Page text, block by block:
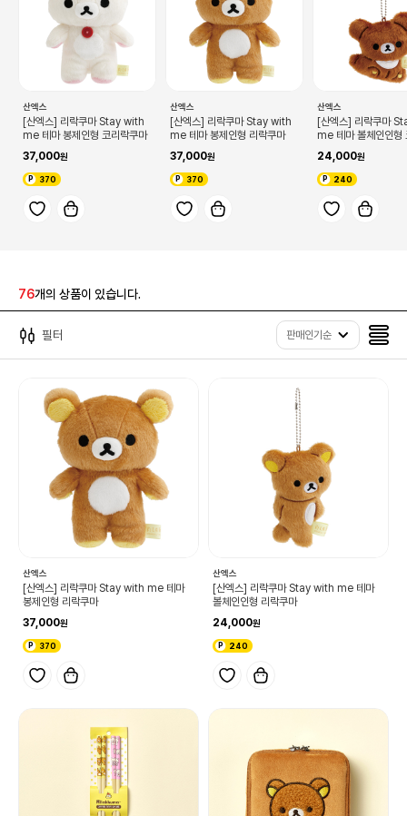
산엑스
[산엑스] 리락쿠마 Stay with
me 테마 봉제인형 코리락쿠마
37,000
370
산엑스
[산엑스] 리락쿠마 Stay with
me 테마 봉제인형 리락쿠마
37,000
370
산엑스
[산엑스] 리락쿠마
me 테마 볼체인인형
24,000
240
76개의 상품이 있습니다.
필터 판매인기순
산엑스
[산엑스] 리락쿠마 Stay with me 테마
봉제인형 리락쿠마
37,000
370
산엑스
[산엑스] 리락쿠마 Stay with me 테마
볼체인인형 리락쿠마
24,000
240